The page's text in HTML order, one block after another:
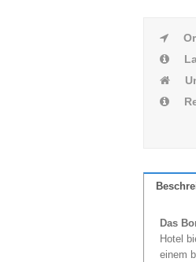
Das
Hotel
einem